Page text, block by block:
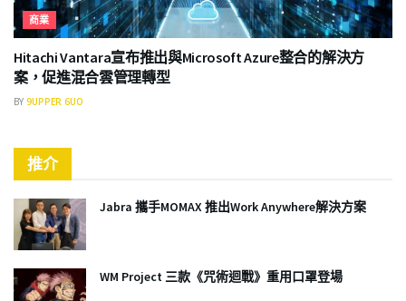
商業
Hitachi Vantara宣布推出與Microsoft Azure整合的解決方
案，促進混合雲管理轉型
BY 9UPPER 6UO
推介
Jabra 攜手MOMAX 推出Work Anywhere解決方案
WM Project 三款《咒術迴戰》重用口罩登場